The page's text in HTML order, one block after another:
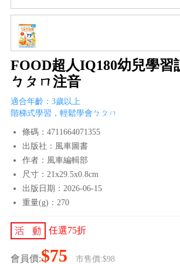
FOOD超人IQ180幼兒學習
ㄅㄆㄇ注音
適合年齡：3歲以上
階梯式學習，輕鬆學會ㄅㄆㄇ
條碼：4711664071355
出版社：風車圖書
作者：風車編輯部
尺寸：21x29.5x0.8cm
出版日期：2026-06-15
重量(g)：270
任選75折
會員價:$75 市售價:$98